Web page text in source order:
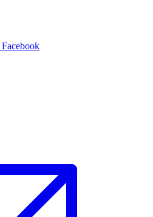
Facebook